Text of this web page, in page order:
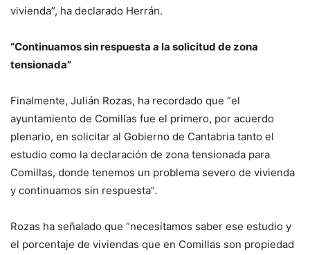
vivienda”, ha declarado Herrán.
“Continuamos sin respuesta a la solicitud de zona
tensionada”
Finalmente, Julián Rozas, ha recordado que “el
ayuntamiento de Comillas fue el primero, por acuerdo
plenario, en solicitar al Gobierno de Cantabria tanto el
estudio como la declaración de zona tensionada para
Comillas, donde tenemos un problema severo de vivienda
y continuamos sin respuesta”.
Rozas ha señalado que “necesitamos saber ese estudio y
el porcentaje de viviendas que en Comillas son propiedad